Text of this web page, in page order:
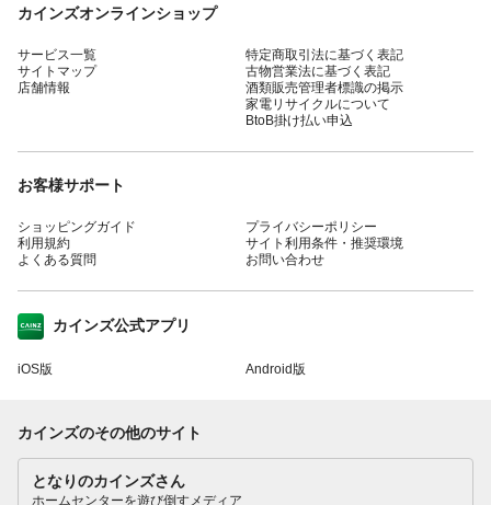
カインズオンラインショップ
サービス一覧
サイトマップ
店舗情報
特定商取引法に基づく表記
古物営業法に基づく表記
酒類販売管理者標識の掲示
家電リサイクルについて
BtoB掛け払い申込
お客様サポート
ショッピングガイド
利用規約
よくある質問
プライバシーポリシー
サイト利用条件・推奨環境
お問い合わせ
カインズ公式アプリ
iOS版 Android版
カインズのその他のサイト
となりのカインズさん
ホームセンターを遊び倒すメディア